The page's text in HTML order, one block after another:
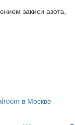
закиси азота,